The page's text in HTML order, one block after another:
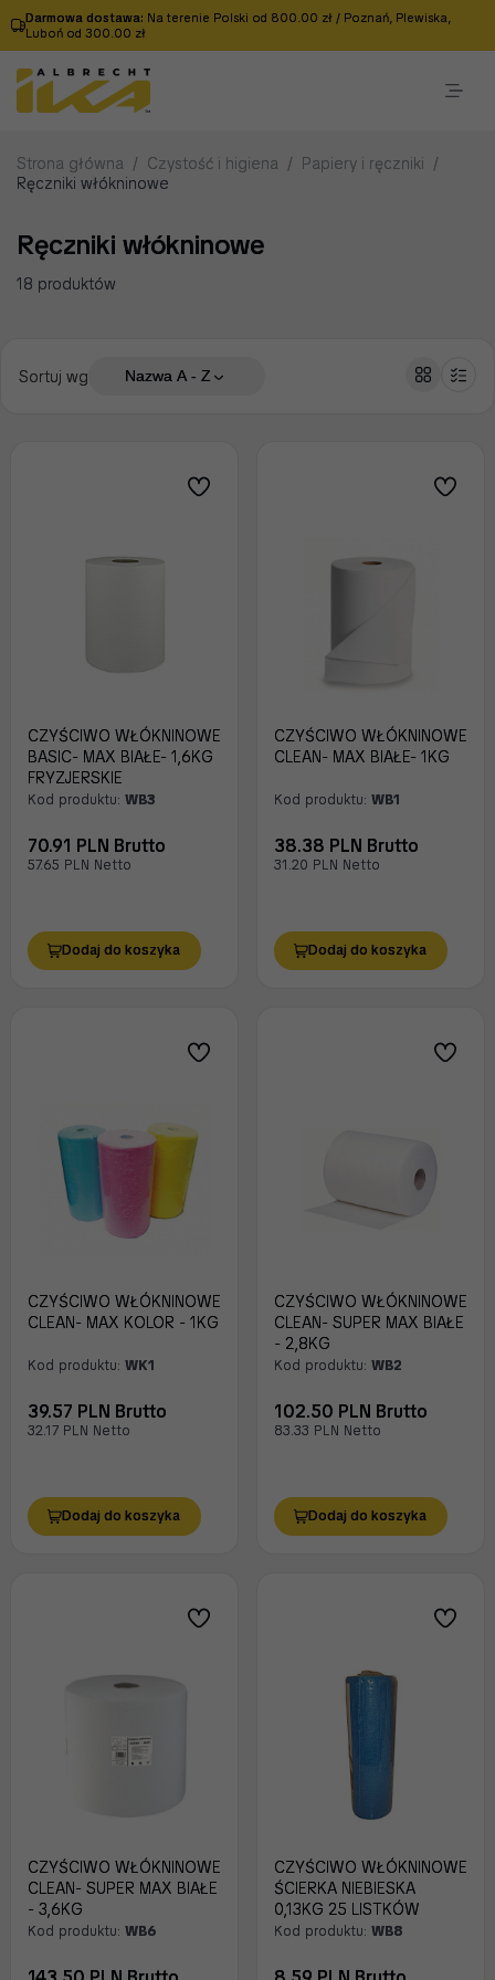
Darmowa dostawa: Na terenie Polski od 800.00 zł / Poznań, Plewiska,
Luboń od 300.00 zł
Strona główna / Czystość i higiena / Papiery i ręczniki /
Ręczniki włókninowe
Ręczniki włókninowe
18 produktów
Sortuj wg Nazwa A - Z
CZYŚCIWO WŁÓKNINOWE
BASIC- MAX BIAŁE- 1,6KG
FRYZJERSKIE
Kod produktu: WB3
70.91 PLN Brutto
57.65 PLN Netto
Dodaj do koszyka
CZYŚCIWO WŁÓKNINOWE
CLEAN- MAX BIAŁE- 1KG
Kod produktu: WB1
38.38 PLN Brutto
31.20 PLN Netto
Dodaj do koszyka
CZYŚCIWO WŁÓKNINOWE
CLEAN- MAX KOLOR - 1KG
Kod produktu: WK1
39.57 PLN Brutto
32.17 PLN Netto
Dodaj do koszyka
CZYŚCIWO WŁÓKNINOWE
CLEAN- SUPER MAX BIAŁE
- 2,8KG
Kod produktu: WB2
102.50 PLN Brutto
83.33 PLN Netto
Dodaj do koszyka
CZYŚCIWO WŁÓKNINOWE
CLEAN- SUPER MAX BIAŁE
- 3,6KG
Kod produktu: WB6
CZYŚCIWO WŁÓKNINOWE
ŚCIERKA NIEBIESKA
0,13KG 25 LISTKÓW
Kod produktu: WB8